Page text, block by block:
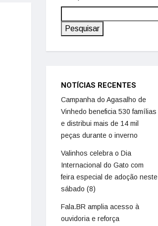
Pesquisar
NOTÍCIAS RECENTES
Campanha do Agasalho de
Vinhedo beneficia 530 famílias
e distribui mais de 14 mil
peças durante o inverno
Valinhos celebra o Dia
Internacional do Gato com
feira especial de adoção neste
sábado (8)
Fala.BR amplia acesso à
ouvidoria e reforça